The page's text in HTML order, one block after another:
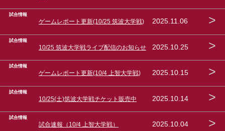
試合情報
ゲームレポート更新(10/25 筑波大学戦) 2025.11.06 >
試合情報
10/25 筑波大学戦ライブ配信のお知らせ 2025.10.25 >
試合情報
ゲームレポート更新(10/4 上智大学戦) 2025.10.15 >
試合情報
10/25(土)筑波大学戦チケット販売中 2025.10.14 >
試合情報
試合速報（10/4 上智大学戦） 2025.10.04 >